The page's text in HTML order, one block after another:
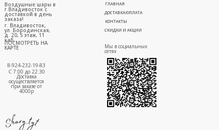
г. Владивосток,
ул. Бородинская,
д. 20, 5 этаж, 11
каб.
ПОСМОТРЕТЬ НА
КАРТЕ
ГЛАВНАЯ
ДОСТАВКА/ОПЛАТА
СКИДКИ И АКЦИИ
КОНТАКТЫ
8-924-232-19-83
С 7:00 до 22:30
Доставка
осуществляется
при заказе от
4000р
Воздушные шары в
г.Владивосток с
доставкой в день
заказа!
Мы в социальных
сетях